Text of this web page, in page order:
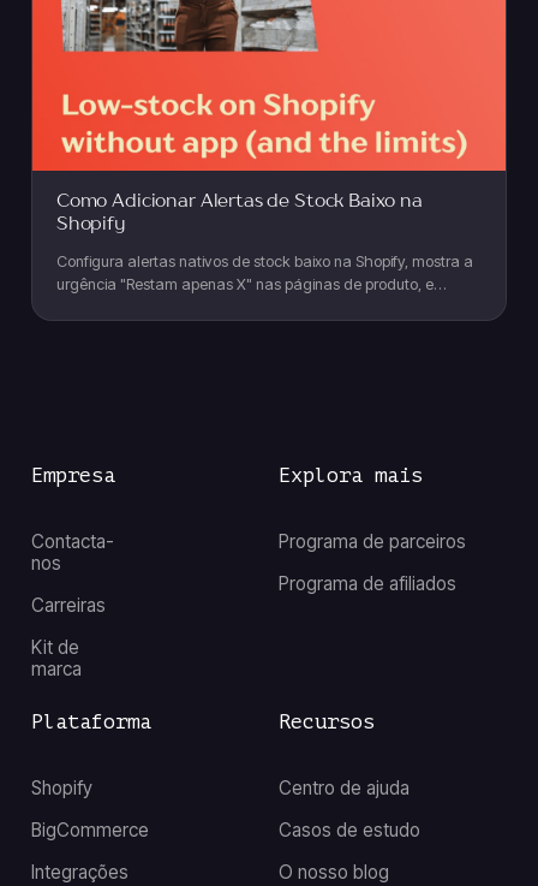
Como Adicionar Alertas de Stock Baixo na
Shopify
Configura alertas nativos de stock baixo na Shopify, mostra a
urgência "Restam apenas X" nas páginas de produto, e
Empresa
Contacta-
nos
Carreiras
Kit de
marca
Recursos
Centro de ajuda
Casos de estudo
O nosso blog
Explora mais
Programa de parceiros
Programa de afiliados
Plataforma
Shopify
BigCommerce
Integrações